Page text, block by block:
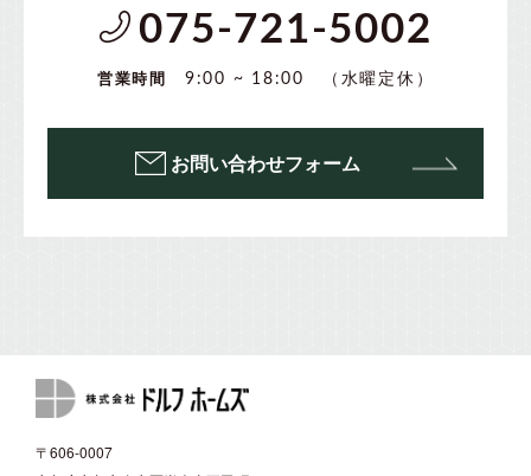
075-721-5002
営業時間 9:00 ~ 18:00 （水曜定休）
お問い合わせフォーム
〒606-0007